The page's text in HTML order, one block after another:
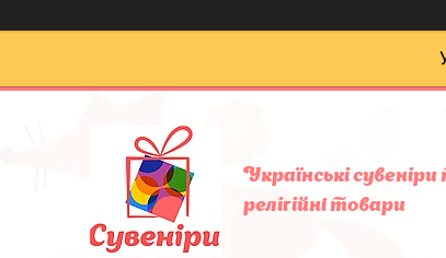
Українські
релігійнi товари